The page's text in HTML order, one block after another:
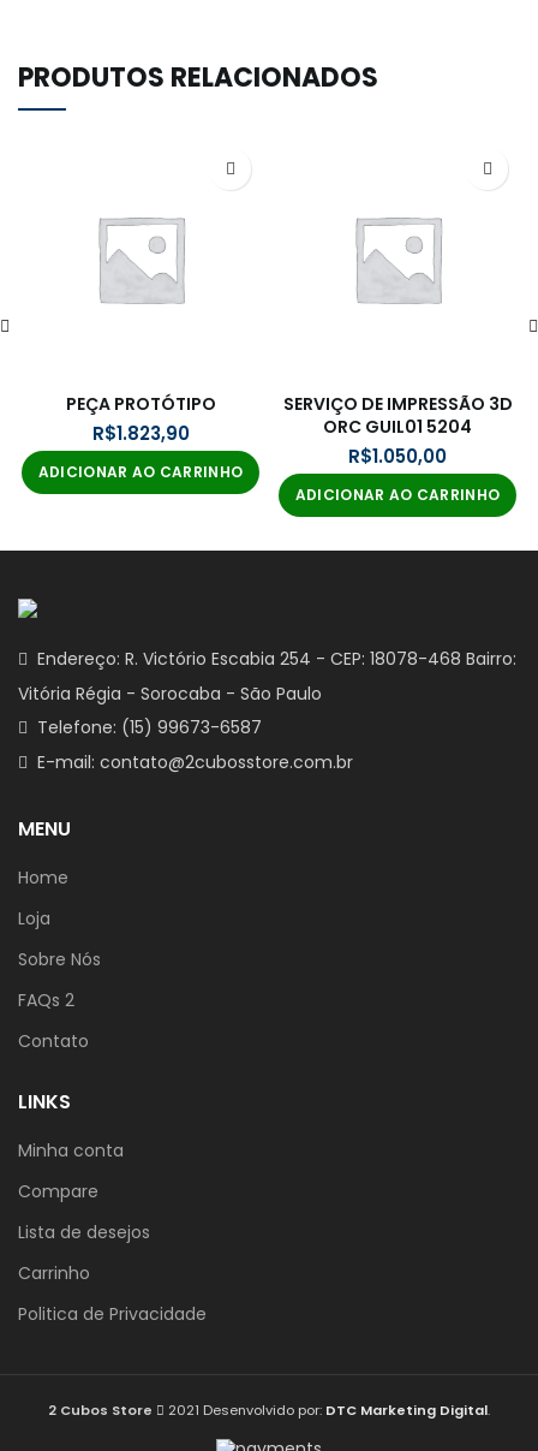
PRODUTOS RELACIONADOS
PEÇA PROTÓTIPO
R$
ADICIONAR AO CARRINHO
SERVIÇO DE IMPRESSÃO 3D
ORC GUIL01 5204
R$
ADICIONAR AO CARRINHO
Endereço: R. Victório Escabia 254 - CEP: 18078-468 Bairro:
Vitória Régia - Sorocaba - São Paulo
Telefone: (15) 99673-6587
E-mail: contato@2cubosstore.com.br
MENU
Home
Loja
Sobre Nós
FAQs 2
Contato
LINKS
Minha conta
Compare
Lista de desejos
Carrinho
Politica de Privacidade
2 Cubos Store 2021 Desenvolvido por: DTC Marketing Digital.